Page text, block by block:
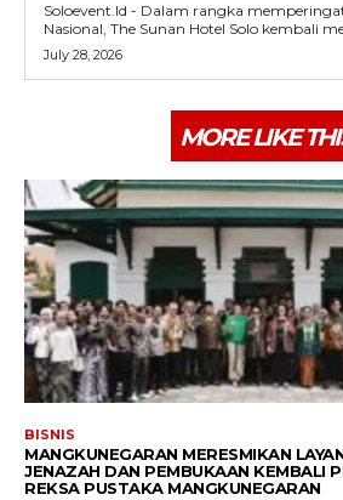
Soloevent.Id - Dalam rangka
Nasional, The Sunan Hotel Solo kembali
July 28, 2026
MORE LIKE
BISNIS
MANGKUNEGARAN MERESMIKAN
JENAZAH DAN PEMBUKAAN KEMBALI
REKSA PUSTAKA MANGKUNEGARAN